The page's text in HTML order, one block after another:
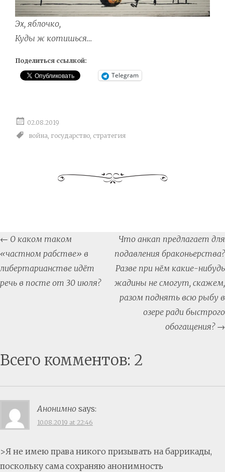
Эх, яблочко,
Куды ж котишься…
Поделиться ссылкой:
Telegram
02.08.2019
война государство стратегия
Post
navigation
← О каком таком
«частном рабстве» в
либертарианстве идёт
речь в посте от 30 июля?
Что анкап предлагает для
подавления браконьерства?
Разве при нём какие-нибудь
жадины не смогут, скажем,
разом поднять всю рыбу в
озере ради быстрого
обогащения? →
Всего комментов: 2
Анонимно says:
10.08.2019 at 22:46
>Я не имею права никого призывать на баррикады,
поскольку сама сохраняю анонимность